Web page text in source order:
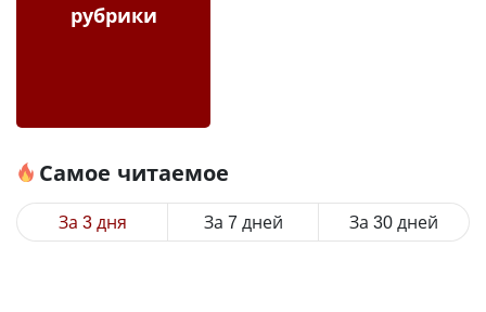
рубрики
Самое читаемое
За 3 дня За 7 дней За 30 дней